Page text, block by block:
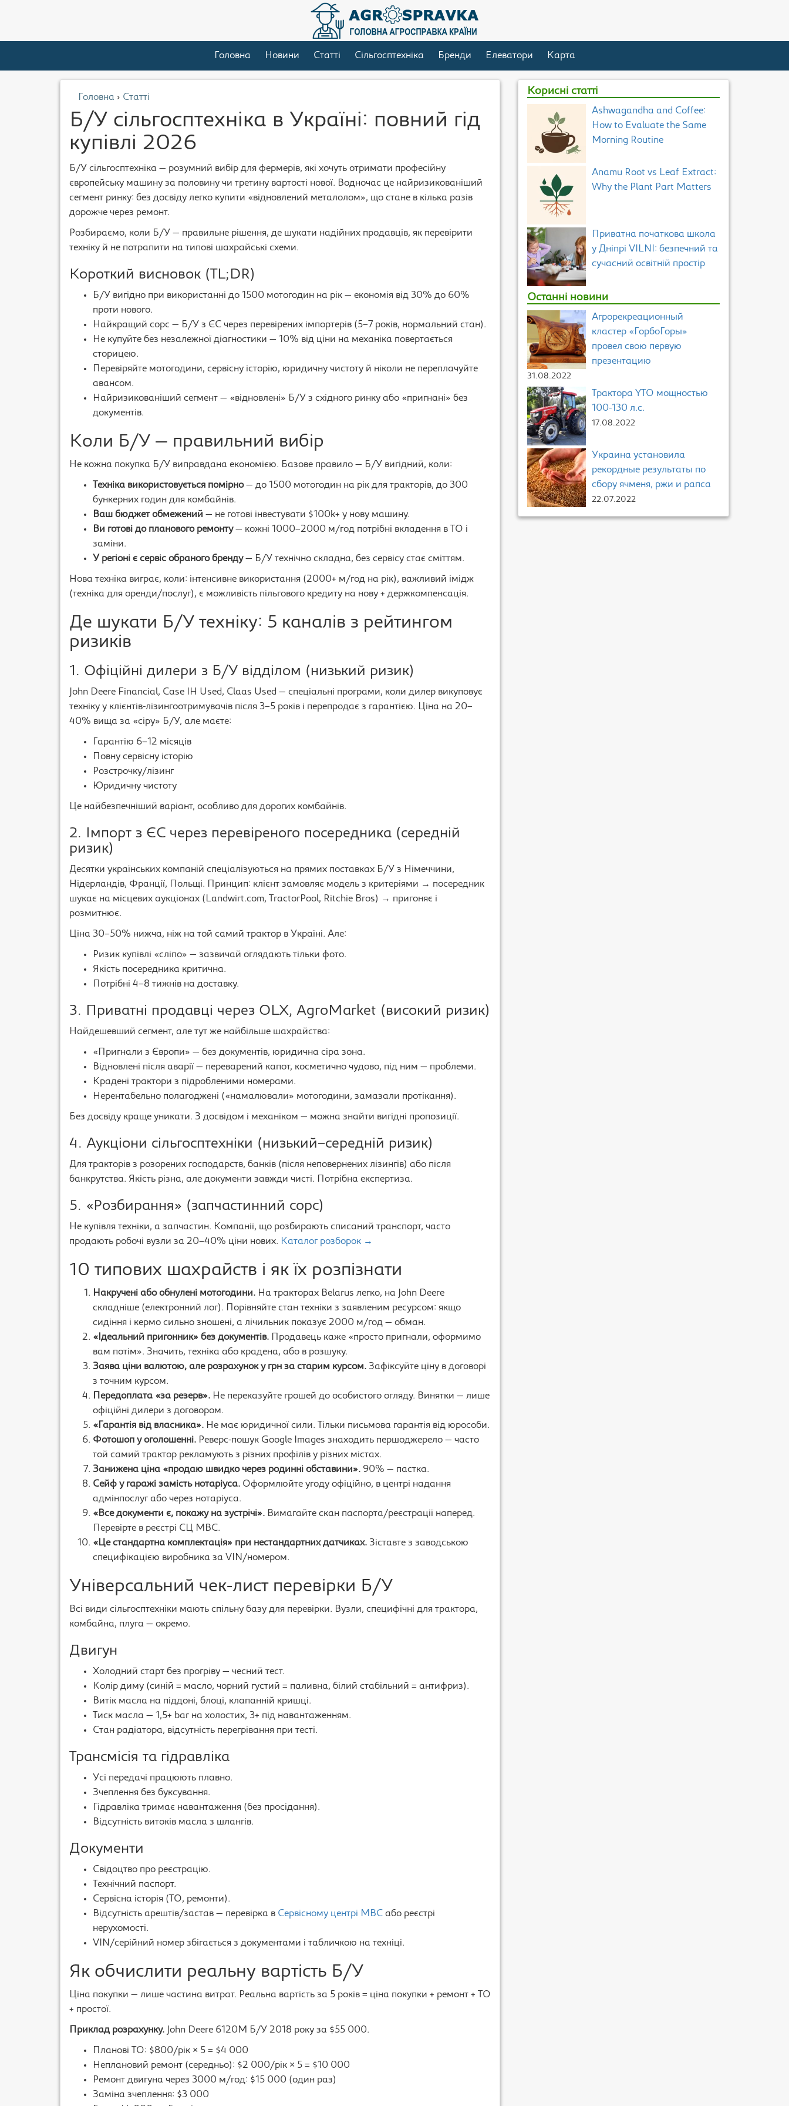
Головна Новини Статті Сільгосптехніка Бренди Елеватори Карта
Головна › Статті
Б/У сільгосптехніка в Україні: повний гід
купівлі 2026
Б/У сільгосптехніка — розумний вибір для фермерів, які хочуть отримати професійну
європейську машину за половину чи третину вартості нової. Водночас це найризикованіший
сегмент ринку: без досвіду легко купити «відновлений металолом», що стане в кілька разів
дорожче через ремонт.
Розбираємо, коли Б/У — правильне рішення, де шукати надійних продавців, як перевірити
техніку й не потрапити на типові шахрайські схеми.
Короткий висновок (TL;DR)
Б/У вигідно при використанні до 1500 мотогодин на рік — економія від 30% до 60%
проти нового.
Найкращий сорс — Б/У з ЄС через перевірених імпортерів (5–7 років, нормальний стан).
Не купуйте без незалежної діагностики — 10% від ціни на механіка повертається
сторицею.
Перевіряйте мотогодини, сервісну історію, юридичну чистоту й ніколи не переплачуйте
авансом.
Найризикованіший сегмент — «відновлені» Б/У з східного ринку або «пригнані» без
документів.
Коли Б/У — правильний вибір
Не кожна покупка Б/У виправдана економією. Базове правило — Б/У вигідний, коли:
Техніка використовується помірно— до 1500 мотогодин на рік для тракторів, до 300
бункерних годин для комбайнів.
Ваш бюджет обмежений — не готові інвестувати $100k+ у нову машину.
Ви готові до планового ремонту— кожні 1000–2000 м/год потрібні вкладення в ТО і
заміни.
У регіоні є сервіс обраного бренду— Б/У технічно складна, без сервісу стає сміттям.
Нова техніка виграє, коли: інтенсивне використання (2000+ м/год на рік), важливий імідж
(техніка для оренди/послуг), є можливість пільгового кредиту на нову + держкомпенсація.
Де шукати Б/У техніку: 5 каналів з рейтингом
ризиків
1. Офіційні дилери з Б/У відділом (низький ризик)
John Deere Financial, Case IH Used, Claas Used — спеціальні програми, коли дилер викуповує
техніку у клієнтів-лізингоотримувачів після 3–5 років і перепродає з гарантією. Ціна на 20–
40% вища за «сіру» Б/У, але маєте:
Гарантію 6–12 місяців
Повну сервісну історію
Розстрочку/лізинг
Юридичну чистоту
Це найбезпечніший варіант, особливо для дорогих комбайнів.
2. Імпорт з ЄС через перевіреного посередника (середній
ризик)
Десятки українських компаній спеціалізуються на прямих поставках Б/У з Німеччини,
Нідерландів, Франції, Польщі. Принцип: клієнт замовляє модель з критеріями → посередник
шукає на місцевих аукціонах (Landwirt.com, TractorPool, Ritchie Bros) → пригоняє і
розмитнює.
Ціна 30–50% нижча, ніж на той самий трактор в Україні. Але:
Ризик купівлі «сліпо» — зазвичай оглядають тільки фото.
Якість посередника критична.
Потрібні 4–8 тижнів на доставку.
3. Приватні продавці через OLX, AgroMarket (високий ризик)
Найдешевший сегмент, але тут же найбільше шахрайства:
«Пригнали з Європи» — без документів, юридична сіра зона.
Відновлені після аварії — переварений капот, косметично чудово, під ним — проблеми.
Крадені трактори з підробленими номерами.
Нерентабельно полагоджені («намалювали» мотогодини, замазали протікання).
Без досвіду краще уникати. З досвідом і механіком — можна знайти вигідні пропозиції.
4. Аукціони сільгосптехніки (низький–середній ризик)
Для тракторів з розорених господарств, банків (після неповернених лізингів) або після
банкрутства. Якість різна, але документи завжди чисті. Потрібна експертиза.
5. «Розбирання» (запчастинний сорс)
Не купівля техніки, а запчастин. Компанії, що розбирають списаний транспорт, часто
продають робочі вузли за 20–40% ціни нових. Каталог розборок →
10 типових шахрайств і як їх розпізнати
Накручені або обнулені мотогодини. На тракторах Belarus легко, на John Deere
складніше (електронний лог). Порівняйте стан техніки з заявленим ресурсом: якщо
сидіння і кермо сильно зношені, а лічильник показує 2000 м/год — обман.
«Ідеальний пригонник» без документів. Продавець каже «просто пригнали, оформимо
вам потім». Значить, техніка або крадена, або в розшуку.
Заява ціни валютою, але розрахунок у грн за старим курсом. Зафіксуйте ціну в договорі
з точним курсом.
Передоплата «за резерв». Не переказуйте грошей до особистого огляду. Винятки — лише
офіційні дилери з договором.
«Гарантія від власника». Не має юридичної сили. Тільки письмова гарантія від юрособи.
Фотошоп у оголошенні. Реверс-пошук Google Images знаходить першоджерело — часто
той самий трактор рекламують з різних профілів у різних містах.
Занижена ціна «продаю швидко через родинні обставини». 90% — пастка.
Сейф у гаражі замість нотаріуса. Оформлюйте угоду офіційно, в центрі надання
адмінпослуг або через нотаріуса.
«Все документи є, покажу на зустрічі». Вимагайте скан паспорта/реєстрації наперед.
Перевірте в реєстрі СЦ МВС.
«Це стандартна комплектація» при нестандартних датчиках. Зіставте з заводською
специфікацією виробника за VIN/номером.
Універсальний чек-лист перевірки Б/У
Всі види сільгосптехніки мають спільну базу для перевірки. Вузли, специфічні для трактора,
комбайна, плуга — окремо.
Двигун
Холодний старт без прогріву — чесний тест.
Колір диму (синій = масло, чорний густий = паливна, білий стабільний = антифриз).
Витік масла на піддоні, блоці, клапанній кришці.
Тиск масла — 1,5+ bar на холостих, 3+ під навантаженням.
Стан радіатора, відсутність перегрівання при тесті.
Трансмісія та гідравліка
Усі передачі працюють плавно.
Зчеплення без буксування.
Гідравліка тримає навантаження (без просідання).
Відсутність витоків масла з шлангів.
Документи
Свідоцтво про реєстрацію.
Технічний паспорт.
Сервісна історія (ТО, ремонти).
Відсутність арештів/застав — перевірка в Сервісному центрі МВС або реєстрі
нерухомості.
VIN/серійний номер збігається з документами і табличкою на техніці.
Як обчислити реальну вартість Б/У
Ціна покупки — лише частина витрат. Реальна вартість за 5 років = ціна покупки + ремонт + ТО
+ простої.
Приклад розрахунку. John Deere 6120M Б/У 2018 року за $55 000.
Планові ТО: $800/рік × 5 = $4 000
Неплановий ремонт (середньо): $2 000/рік × 5 = $10 000
Ремонт двигуна через 3000 м/год: $15 000 (один раз)
Заміна зчеплення: $3 000
Корисні статті
Ashwagandha and Coffee:
How to Evaluate the Same
Morning Routine
Anamu Root vs Leaf Extract:
Why the Plant Part Matters
Приватна початкова школа
у Дніпрі VILNI: безпечний та
сучасний освітній простір
Останні новини
Агрорекреационный
кластер «ГорбоГоры»
провел свою первую
презентацию
31.08.2022
Трактора YTO мощностью
100-130 л.с.
17.08.2022
Украина установила
рекордные результаты по
сбору ячменя, ржи и рапса
22.07.2022